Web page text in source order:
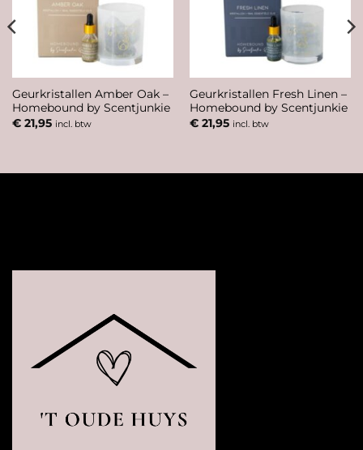
Geurkristallen Amber Oak –
Homebound by Scentjunkie
€21,95 incl. btw
Geurkristallen Fresh Linen –
Homebound by Scentjunkie
€21,95 incl. btw